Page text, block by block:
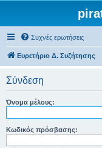
Συχνές ερωτήσεις
Ευρετήριο Δ. Συζήτησης
Σύνδεση
Όνομα μέλους:
Κωδικός πρόσβασης: